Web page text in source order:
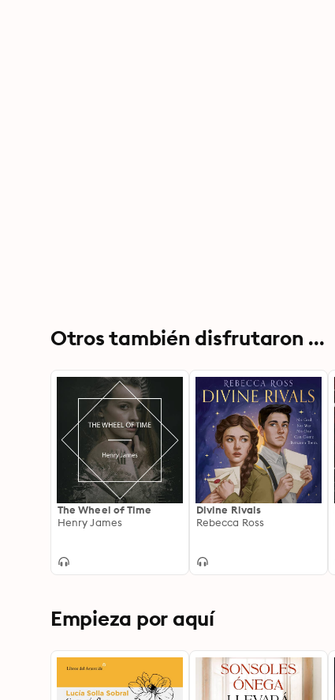
Otros también disfrutaron ...
The Wheel of Time
Henry James
Divine Rivals
Rebecca Ross
Empieza por aquí